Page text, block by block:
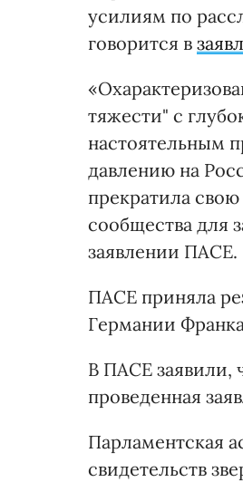
усилиям по
говорится в
тяжести" с
настоятельным
давлению на
прекратила
сообщества для
заявлении ПАСЕ.
ПАСЕ приняла
Германии
В ПАСЕ заявили,
проведенная
Парламентская
свидетельств